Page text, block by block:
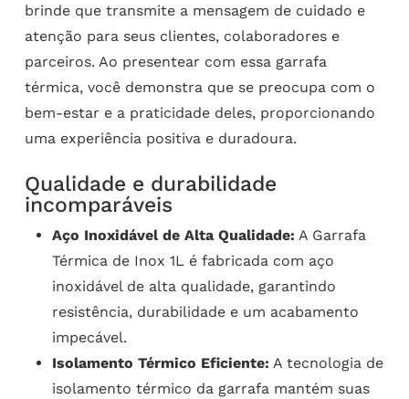
brinde que transmite a mensagem de cuidado e
atenção para seus clientes, colaboradores e
parceiros. Ao presentear com essa garrafa
térmica, você demonstra que se preocupa com o
bem-estar e a praticidade deles, proporcionando
uma experiência positiva e duradoura.
Qualidade e durabilidade
incomparáveis
Aço Inoxidável de Alta Qualidade: A Garrafa
Térmica de Inox 1L é fabricada com aço
inoxidável de alta qualidade, garantindo
resistência, durabilidade e um acabamento
impecável.
Isolamento Térmico Eficiente: A tecnologia de
isolamento térmico da garrafa mantém suas